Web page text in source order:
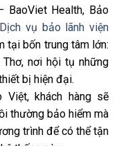
BaoViet Health, Bảo
Dịch vụ bảo lãnh viện
tại bốn trung tâm lớn:
nơi hội tụ những
bị hiện đại.
khách hàng sẽ
thường bảo hiểm mà
trình để có thể tận